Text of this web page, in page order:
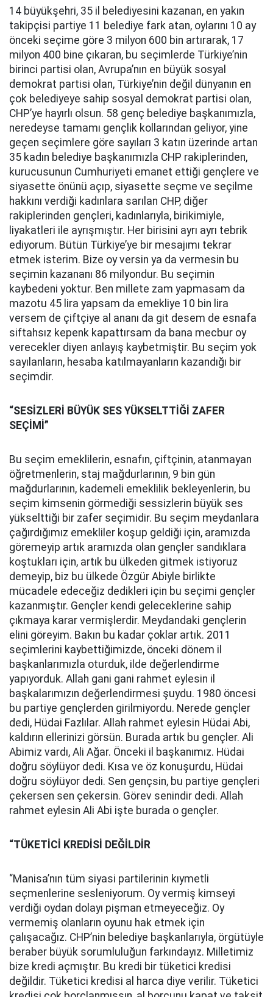
14 büyükşehri, 35 il belediyesini kazanan, en yakın
takipçisi partiye 11 belediye fark atan, oylarını 10 ay
önceki seçime göre 3 milyon 600 bin artırarak, 17
milyon 400 bine çıkaran, bu seçimlerde Türkiye’nin
birinci partisi olan, Avrupa’nın en büyük sosyal
demokrat partisi olan, Türkiye’nin değil dünyanın en
çok belediyeye sahip sosyal demokrat partisi olan,
CHP’ye hayırlı olsun. 58 genç belediye başkanımızla,
neredeyse tamamı gençlik kollarından geliyor, yine
geçen seçimlere göre sayıları 3 katın üzerinde artan
35 kadın belediye başkanımızla CHP rakiplerinden,
kurucusunun Cumhuriyeti emanet ettiği gençlere ve
siyasette önünü açıp, siyasette seçme ve seçilme
hakkını verdiği kadınlara sarılan CHP, diğer
rakiplerinden gençleri, kadınlarıyla, birikimiyle,
liyakatleri ile ayrışmıştır. Her birisini ayrı ayrı tebrik
ediyorum. Bütün Türkiye’ye bir mesajımı tekrar
etmek isterim. Bize oy versin ya da vermesin bu
seçimin kazananı 86 milyondur. Bu seçimin
kaybedeni yoktur. Ben millete zam yapmasam da
mazotu 45 lira yapsam da emekliye 10 bin lira
versem de çiftçiye al ananı da git desem de esnafa
siftahsız kepenk kapattırsam da bana mecbur oy
verecekler diyen anlayış kaybetmiştir. Bu seçim yok
sayılanların, hesaba katılmayanların kazandığı bir
seçimdir.
“SESİZLERİ BÜYÜK SES YÜKSELTTİĞİ ZAFER
SEÇİMİ”
Bu seçim emeklilerin, esnafın, çiftçinin, atanmayan
öğretmenlerin, staj mağdurlarının, 9 bin gün
mağdurlarının, kademeli emeklilik bekleyenlerin, bu
seçim kimsenin görmediği sessizlerin büyük ses
yükselttiği bir zafer seçimidir. Bu seçim meydanlara
çağırdığımız emekliler koşup geldiği için, aramızda
göremeyip artık aramızda olan gençler sandıklara
koştukları için, artık bu ülkeden gitmek istiyoruz
demeyip, biz bu ülkede Özgür Abiyle birlikte
mücadele edeceğiz dedikleri için bu seçimi gençler
kazanmıştır. Gençler kendi geleceklerine sahip
çıkmaya karar vermişlerdir. Meydandaki gençlerin
elini göreyim. Bakın bu kadar çoklar artık. 2011
seçimlerini kaybettiğimizde, önceki dönem il
başkanlarımızla oturduk, ilde değerlendirme
yapıyorduk. Allah gani gani rahmet eylesin il
başkalarımızın değerlendirmesi şuydu. 1980 öncesi
bu partiye gençlerden girilmiyordu. Nerede gençler
dedi, Hüdai Fazlılar. Allah rahmet eylesin Hüdai Abi,
kaldırın ellerinizi görsün. Burada artık bu gençler. Ali
Abimiz vardı, Ali Ağar. Önceki il başkanımız. Hüdai
doğru söylüyor dedi. Kısa ve öz konuşurdu, Hüdai
doğru söylüyor dedi. Sen gençsin, bu partiye gençleri
çekersen sen çekersin. Görev senindir dedi. Allah
rahmet eylesin Ali Abi işte burada o gençler.
“TÜKETİCİ KREDİSİ DEĞİLDİR
“Manisa’nın tüm siyasi partilerinin kıymetli
seçmenlerine sesleniyorum. Oy vermiş kimseyi
verdiği oydan dolayı pişman etmeyeceğiz. Oy
vermemiş olanların oyunu hak etmek için
çalışacağız. CHP’nin belediye başkanlarıyla, örgütüyle
beraber büyük sorumluluğun farkındayız. Milletimiz
bize kredi açmıştır. Bu kredi bir tüketici kredisi
değildir. Tüketici kredisi al harca diye verilir. Tüketici